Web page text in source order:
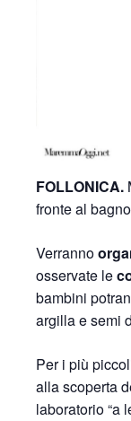
FOLLONICA.
fronte al
Verranno
osservate le
bambini
argilla e semi
Per i più
alla scoperta
laboratorio “a